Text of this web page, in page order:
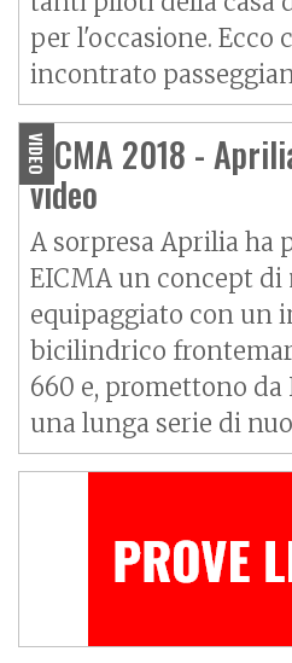
per l'occasione. Ecco
incontrato
VIDEO
EICMA 2018 -
video
A sorpresa Aprilia ha
EICMA un concept
equipaggiato con un
bicilindrico
660 e, promettono da
una lunga serie di